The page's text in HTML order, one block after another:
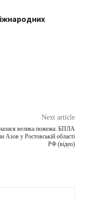
Next article
велика пожежа: БПЛА
Азов у Ростовській області
РФ (відео)